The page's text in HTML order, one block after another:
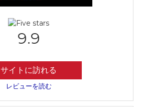
9.9
サイトに訪れる
レビューを読む